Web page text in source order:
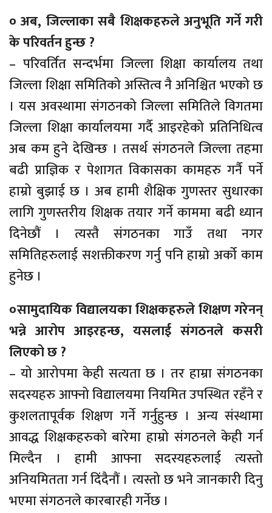
० अब, जिल्लाका सबै शिक्षकहरुले अनुभूति गर्ने गरी
के परिवर्तन हुन्छ ?
– परिवर्तित सन्दर्भमा जिल्ला शिक्षा कार्यालय तथा
जिल्ला शिक्षा समितिको अस्तित्व नै अनिश्चित भएको छ
। यस अवस्थामा संगठनको जिल्ला समितिले विगतमा
जिल्ला शिक्षा कार्यालयमा गर्दै आइरहेको प्रतिनिधित्व
अब कम हुने देखिन्छ । तसर्थ संगठनले जिल्ला तहमा
बढी प्राज्ञिक र पेशागत विकासका कामहरु गर्नै पर्ने
हाम्रो बुझाई छ । अब हामी शैक्षिक गुणस्तर सुधारका
लागि गुणस्तरीय शिक्षक तयार गर्ने काममा बढी ध्यान
दिनेछौं । त्यस्तै संगठनका गाउँ तथा नगर
समितिहरुलाई सशक्तीकरण गर्नु पनि हाम्रो अर्को काम
हुनेछ ।
०सामुदायिक विद्यालयका शिक्षकहरुले शिक्षण गरेनन्
भन्ने आरोप आइरहन्छ, यसलाई संगठनले कसरी
लिएको छ ?
– यो आरोपमा केही सत्यता छ । तर हाम्रा संगठनका
सदस्यहरु आफ्नो विद्यालयमा नियमित उपस्थित रहँने र
कुशलतापूर्वक शिक्षण गर्ने गर्नुहुन्छ । अन्य संस्थामा
आवद्ध शिक्षकहरुको बारेमा हाम्रो संगठनले केही गर्न
मिल्दैन । हामी आफ्ना सदस्यहरुलाई त्यस्तो
अनियमितता गर्न दिंदैनौं । त्यस्तो छ भने जानकारी दिनु
भएमा संगठनले कारबारही गर्नेछ ।